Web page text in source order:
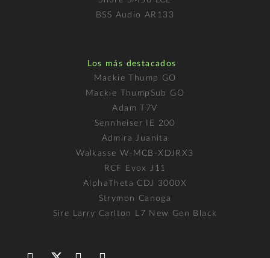
BSS Audio AR133
Los más destacados
Mackie Thump GO
Mackie ThumpSub GO
Adam T7V
Sennheiser IE 200
Admira Juanita
Walkasse W-MCB-XDJRX3
RCF Evox J11
AlphaTheta CDJ 3000X
Strymon Canoga
Sire Larry Carlton L7 New Gen Black